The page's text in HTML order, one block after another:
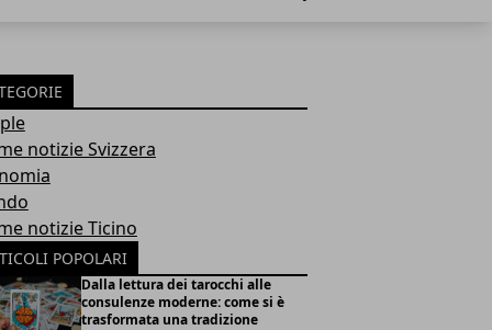
notizie Svizzera
notizie Ticino
POPOLARI
Dalla lettura dei tarocchi alle
consulenze moderne: come si è
trasformata una tradizione